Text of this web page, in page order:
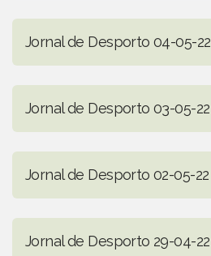
Jornal de Desporto 04-05-22
Jornal de Desporto 03-05-22
Jornal de Desporto 02-05-22
Jornal de Desporto 29-04-22